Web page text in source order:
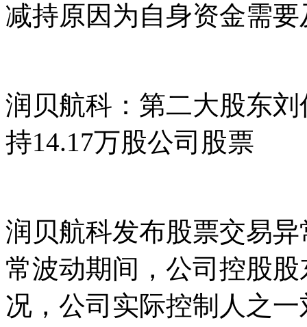
减持原因为自身资金需
润贝航科：第二大股东
持14.17万股公司股票
润贝航科发布股票交易
常波动期间，公司控股
况，公司实际控制人之